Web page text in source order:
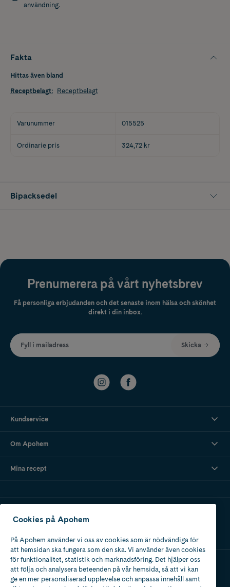
användning.
Fakta
Hittas även bland
Receptbelagt: Receptbelagt
Varunummer 015525
Ordinarie pris 324,72 kr
Bipacksedel
Prenumerera på vårt nyhetsbrev
Få personliga erbjudanden och det senaste inom hälsa och skönhet
direkt i din inbox.
Fyll i mailadress Skicka
Kundservice
Om Apohem
Mina recept
Apotek med tillstånd
av Läkemedelsverket
Cookies på Apohem
På Apohem använder vi oss av cookies som är nödvändiga för
att hemsidan ska fungera som den ska. Vi använder även cookies
för funktionalitet, statistik och marknadsföring. Det hjälper oss
att följa och analysera beteenden på vår hemsida, så att vi kan
ge en mer personaliserad upplevelse och anpassa innehåll samt